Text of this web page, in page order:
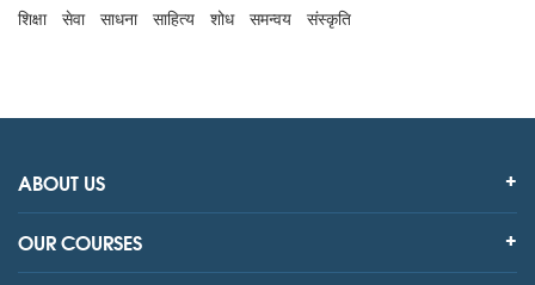
शिक्षा सेवा साधना साहित्य शोध समन्वय संस्कृति
ABOUT US
OUR COURSES